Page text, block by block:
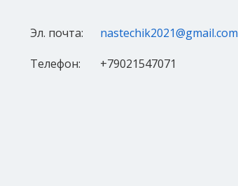
Эл. почта:
nastechik2021@gmail.com
Телефон:
+79021547071